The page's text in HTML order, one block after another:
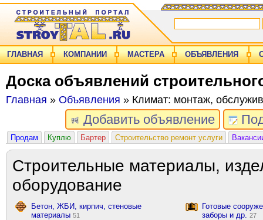
ГЛАВНАЯ КОМПАНИИ МАСТЕРА ОБЪЯВЛЕНИЯ
Доска объявлений
Главная » Объявления » Климат: монтаж,
Добавить объявление
Продам Куплю Бартер Строительство ремонт услуги
Строительные материалы,
оборудование
Бетон, ЖБИ, кирпич, стеновые
материалы 51
Готовые
заборы и др.
27